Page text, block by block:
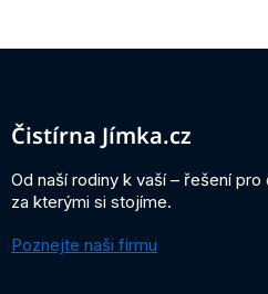
Čistírna Jímka.cz
Od naší rodiny k vaší – řešení
za kterými si stojíme.
Poznejte naši firmu